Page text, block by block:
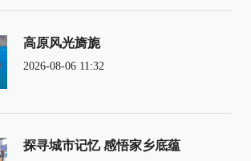
高原风光旖旎
2026-08-06 11:32
探寻城市记忆 感悟家乡底蕴